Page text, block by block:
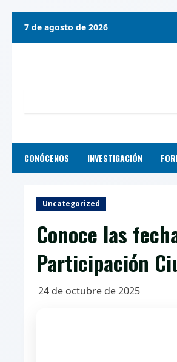
7 de agosto de 2026
CONÓCENOS INVESTIGACIÓN
Uncategorized
Conoce las
Participación
24 de octubre de 2025